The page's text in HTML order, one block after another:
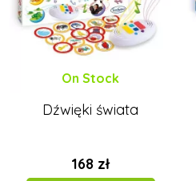
On Stock
Dźwięki świata
168 zł